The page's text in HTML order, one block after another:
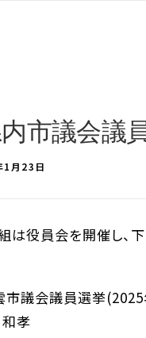
市議会議
1月23日
は役員会を開催し、
市議会議員選挙
孝